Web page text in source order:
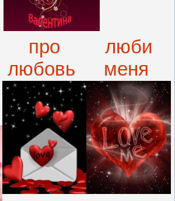
про
любовь
люби
меня